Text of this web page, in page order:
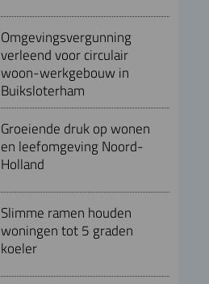
Omgevingsvergunning
verleend voor circulair
woon-werkgebouw in
Buiksloterham
Groeiende druk op wonen
en leefomgeving Noord-
Holland
Slimme ramen houden
woningen tot 5 graden
koeler